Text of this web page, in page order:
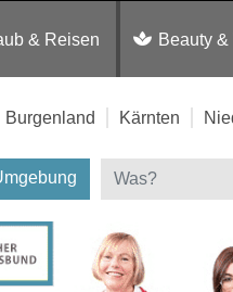
& Reisen Beauty
Burgenland Kärnten